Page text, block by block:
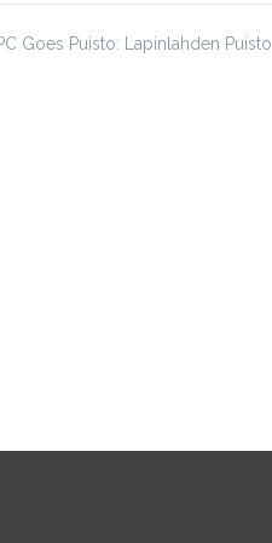
Goes Puisto: Lapinlahden Puisto